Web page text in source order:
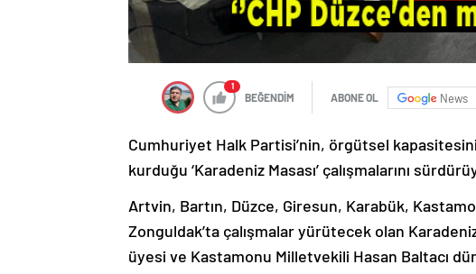
1
BEĞENDİM ABONE OL News
Cumhuriyet Halk Partisi’nin, örgütsel kapasitesini
kurduğu ‘Karadeniz Masası’ çalışmalarını
Artvin, Bartın, Düzce, Giresun, Karabük,
Zonguldak’ta çalışmalar yürütecek olan
üyesi ve Kastamonu Milletvekili Hasan Baltacı